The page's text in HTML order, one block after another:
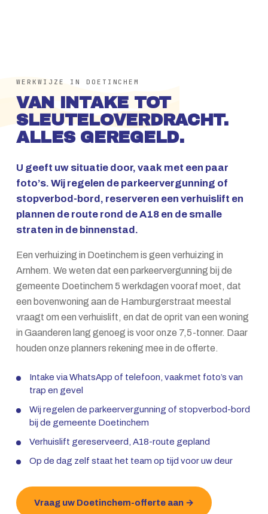
WERKWIJZE IN DOETINCHEM
VAN INTAKE TOT
SLEUTELOVERDRACHT.
ALLES GEREGELD.
U geeft uw situatie door, vaak met een paar
foto’s. Wij regelen de parkeervergunning of
stopverbod-bord, reserveren een verhuislift en
plannen de route rond de A18 en de smalle
straten in de binnenstad.
Een verhuizing in Doetinchem is geen verhuizing in
Arnhem. We weten dat een parkeervergunning bij de
gemeente Doetinchem 5 werkdagen vooraf moet, dat
een bovenwoning aan de Hamburgerstraat meestal
vraagt om een verhuislift, en dat de oprit van een woning
in Gaanderen lang genoeg is voor onze 7,5-tonner. Daar
houden onze planners rekening mee in de offerte.
Intake via WhatsApp of telefoon, vaak met foto’s van
trap en gevel
Wij regelen de parkeervergunning of stopverbod-bord
bij de gemeente Doetinchem
Verhuislift gereserveerd, A18-route gepland
Op de dag zelf staat het team op tijd voor uw deur
Vraag uw Doetinchem-offerte aan →